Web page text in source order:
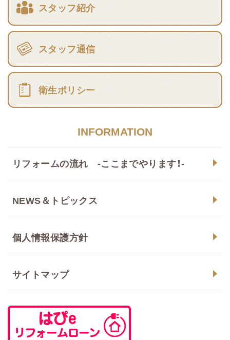
スタッフ紹介
スタッフ通信
衛生ポリシー
INFORMATION
リフォームの流れ -ここまでやります！-
NEWS＆トピックス
個人情報保護方針
サイトマップ